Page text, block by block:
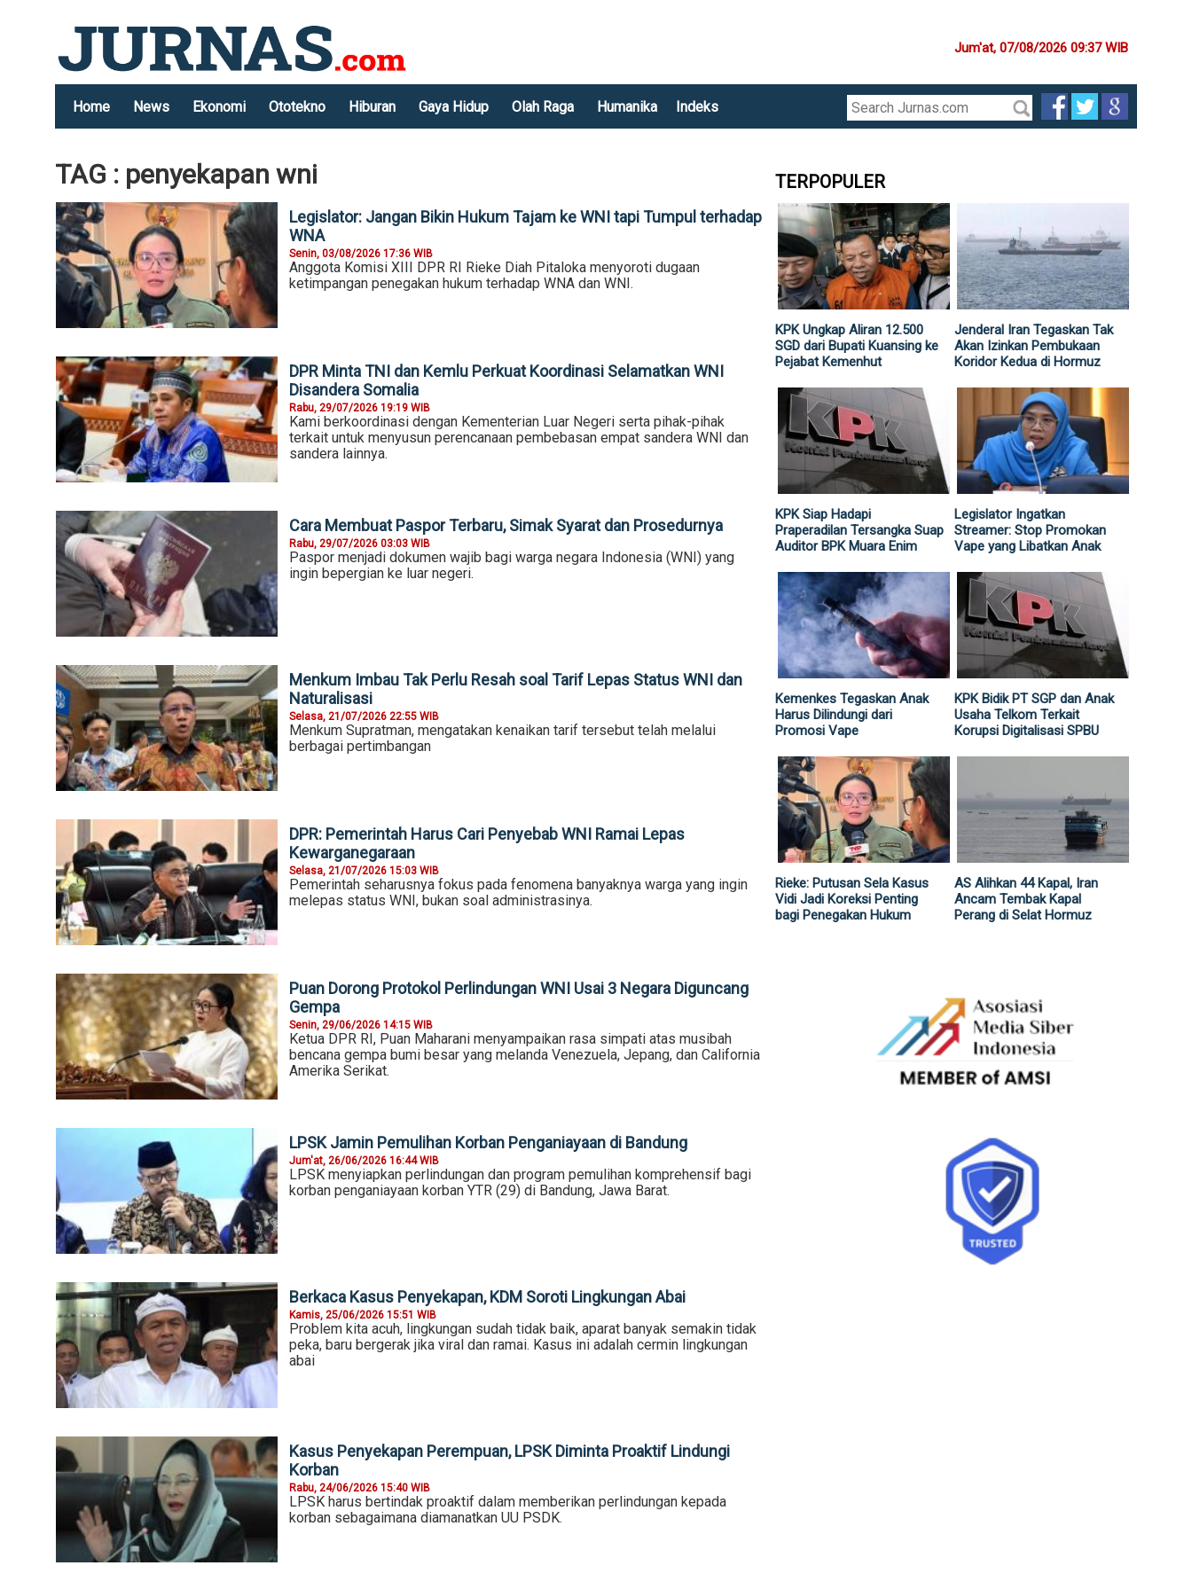
Jum'at, 07/08/2026 09:37 WIB
Home News Ekonomi Ototekno Hiburan Gaya Hidup Olah Raga Humanika Indeks
TAG : penyekapan wni
Legislator: Jangan Bikin Hukum Tajam ke WNI tapi Tumpul terhadap
WNA
Senin, 03/08/2026 17:36 WIB
Anggota Komisi XIII DPR RI Rieke Diah Pitaloka menyoroti dugaan
ketimpangan penegakan hukum terhadap WNA dan WNI.
DPR Minta TNI dan Kemlu Perkuat Koordinasi Selamatkan WNI
Disandera Somalia
Rabu, 29/07/2026 19:19 WIB
Kami berkoordinasi dengan Kementerian Luar Negeri serta pihak-pihak
terkait untuk menyusun perencanaan pembebasan empat sandera WNI dan
sandera lainnya.
Cara Membuat Paspor Terbaru, Simak Syarat dan Prosedurnya
Rabu, 29/07/2026 03:03 WIB
Paspor menjadi dokumen wajib bagi warga negara Indonesia (WNI) yang
ingin bepergian ke luar negeri.
Menkum Imbau Tak Perlu Resah soal Tarif Lepas Status WNI dan
Naturalisasi
Selasa, 21/07/2026 22:55 WIB
Menkum Supratman, mengatakan kenaikan tarif tersebut telah melalui
berbagai pertimbangan
DPR: Pemerintah Harus Cari Penyebab WNI Ramai Lepas
Kewarganegaraan
Selasa, 21/07/2026 15:03 WIB
Pemerintah seharusnya fokus pada fenomena banyaknya warga yang ingin
melepas status WNI, bukan soal administrasinya.
Puan Dorong Protokol Perlindungan WNI Usai 3 Negara Diguncang
Gempa
Senin, 29/06/2026 14:15 WIB
Ketua DPR RI, Puan Maharani menyampaikan rasa simpati atas musibah
bencana gempa bumi besar yang melanda Venezuela, Jepang, dan California
Amerika Serikat.
LPSK Jamin Pemulihan Korban Penganiayaan di Bandung
Jum'at, 26/06/2026 16:44 WIB
LPSK menyiapkan perlindungan dan program pemulihan komprehensif bagi
korban penganiayaan korban YTR (29) di Bandung, Jawa Barat.
Berkaca Kasus Penyekapan, KDM Soroti Lingkungan Abai
Kamis, 25/06/2026 15:51 WIB
Problem kita acuh, lingkungan sudah tidak baik, aparat banyak semakin tidak
peka, baru bergerak jika viral dan ramai. Kasus ini adalah cermin lingkungan
abai
Kasus Penyekapan Perempuan, LPSK Diminta Proaktif Lindungi
Korban
Rabu, 24/06/2026 15:40 WIB
LPSK harus bertindak proaktif dalam memberikan perlindungan kepada
korban sebagaimana diamanatkan UU PSDK.
TERPOPULER
KPK Ungkap Aliran 12.500
SGD dari Bupati Kuansing ke
Pejabat Kemenhut
Jenderal Iran Tegaskan Tak
Akan Izinkan Pembukaan
Koridor Kedua di Hormuz
KPK Siap Hadapi
Praperadilan Tersangka Suap
Auditor BPK Muara Enim
Legislator Ingatkan
Streamer: Stop Promokan
Vape yang Libatkan Anak
Kemenkes Tegaskan Anak
Harus Dilindungi dari
Promosi Vape
KPK Bidik PT SGP dan Anak
Usaha Telkom Terkait
Korupsi Digitalisasi SPBU
Rieke: Putusan Sela Kasus
Vidi Jadi Koreksi Penting
bagi Penegakan Hukum
AS Alihkan 44 Kapal, Iran
Ancam Tembak Kapal
Perang di Selat Hormuz